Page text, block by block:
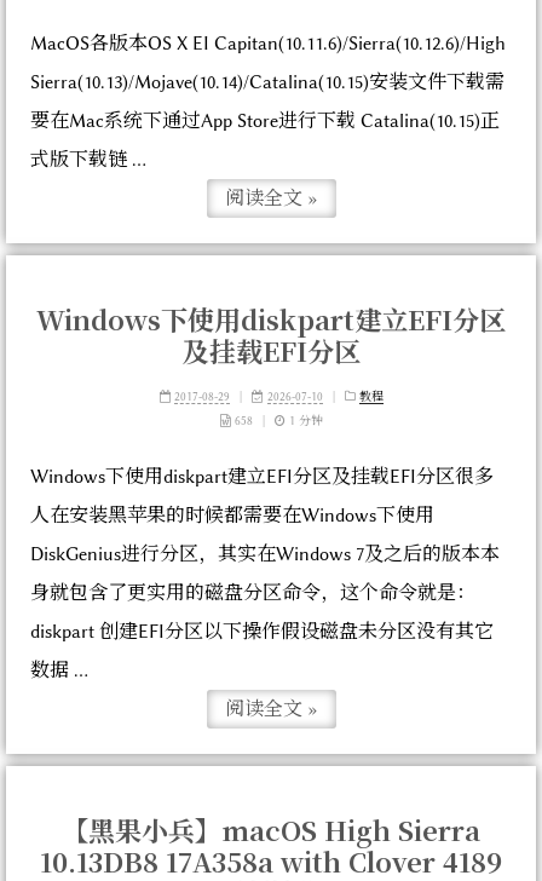
MacOS各版本OS X EI Capitan(10.11.6)/Sierra(10.12.6)/High
Sierra(10.13)/Mojave(10.14)/Catalina(10.15)安装文件下载需
要在Mac系统下通过App Store进行下载 Catalina(10.15)正
式版下载链 ...
阅读全文 »
Windows下使用diskpart建立EFI分区
及挂载EFI分区
2017-08-29 2026-07-10
教程
658
1 分钟
Windows下使用diskpart建立EFI分区及挂载EFI分区很多
人在安装黑苹果的时候都需要在Windows下使用
DiskGenius进行分区，其实在Windows 7及之后的版本本
身就包含了更实用的磁盘分区命令，这个命令就是：
diskpart 创建EFI分区以下操作假设磁盘未分区没有其它
数据 ...
阅读全文 »
【黑果小兵】macOS High Sierra
10.13DB8 17A358a with Clover 4189